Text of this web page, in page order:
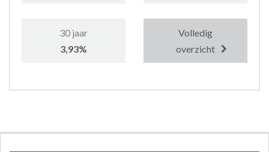
30 jaar
3,93%
Volledig
overzicht